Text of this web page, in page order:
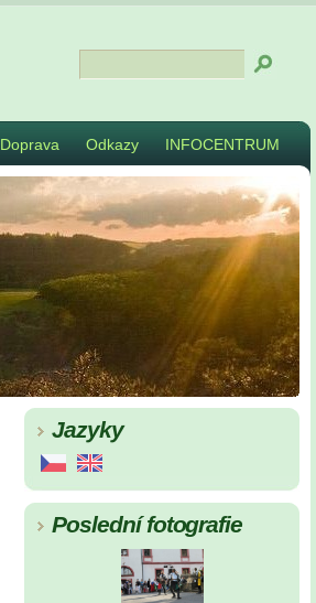
Doprava Odkazy INFOCENTRUM
Jazyky
Poslední fotografie